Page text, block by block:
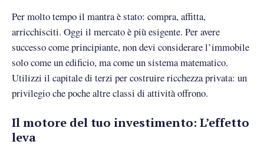
Per molto tempo il mantra è stato: compra, affitta,
arricchisciti. Oggi il mercato è più esigente. Per avere
successo come principiante, non devi considerare l’immobile
solo come un edificio, ma come un sistema matematico.
Utilizzi il capitale di terzi per costruire ricchezza privata: un
privilegio che poche altre classi di attività offrono.
Il motore del tuo investimento: L’effetto
leva